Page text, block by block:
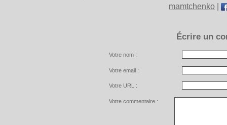
mamtchenko|
Écrire un
Votre nom :
Votre email :
Votre URL :
Votre commentaire :